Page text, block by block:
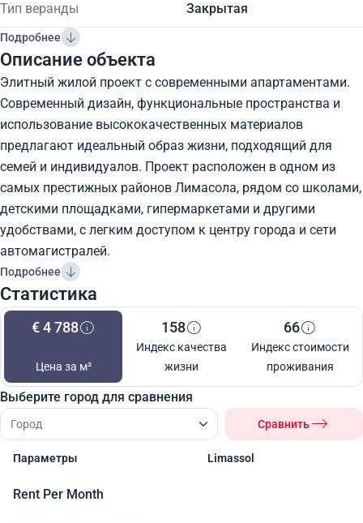
Тип веранды Закрытая
Подробнее
Описание объекта
Элитный жилой проект с современными апартаментами.
Современный дизайн, функциональные пространства и
использование высококачественных материалов
предлагают идеальный образ жизни, подходящий для
семей и индивидуалов. Проект расположен в одном из
самых престижных районов Лимасола, рядом со школами,
детскими площадками, гипермаркетами и другими
удобствами, с легким доступом к центру города и сети
автомагистралей.
Подробнее
Статистика
€ 4 788
Цена за м²
158
Индекс качества
жизни
66
Индекс стоимости
проживания
Выберите город для сравнения
Сравнить
Параметры Limassol
Rent Per Month